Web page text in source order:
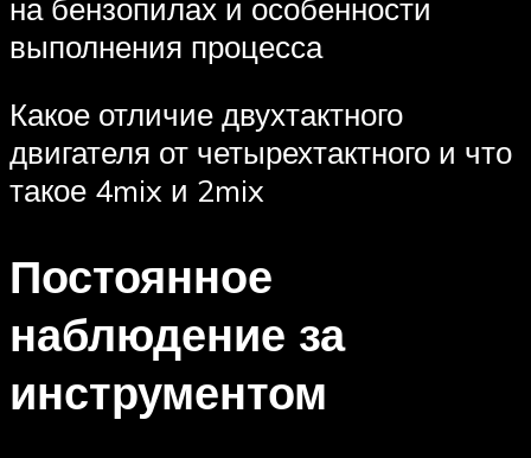
на бензопилах и особенности
выполнения процесса
Какое отличие двухтактного
двигателя от четырехтактного и что
такое 4mix и 2mix
Постоянное
наблюдение за
инструментом